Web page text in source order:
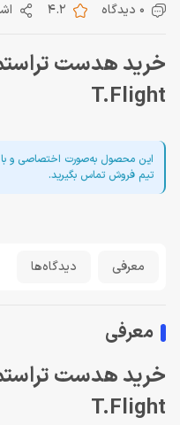
0 دیدگاه 4.2
T.Flight
این محصول به‌صورت اختصاصی و با
تیم فروش تماس بگیرید.
معرفی دیدگاه‌ها
معرفی
T.Flight